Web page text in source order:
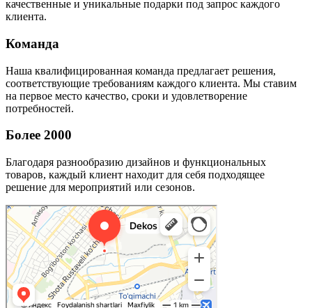
качественные и уникальные подарки под запрос каждого
клиента.
Команда
Наша квалифицированная команда предлагает решения,
соответствующие требованиям каждого клиента. Мы ставим
на первое место качество, сроки и удовлетворение
потребностей.
Более 2000
Благодаря разнообразию дизайнов и функциональных
товаров, каждый клиент находит для себя подходящее
решение для мероприятий или сезонов.